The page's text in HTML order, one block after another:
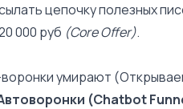
цепочку полезных
000 руб (Core Offer).
воронки умирают
(Chatbot